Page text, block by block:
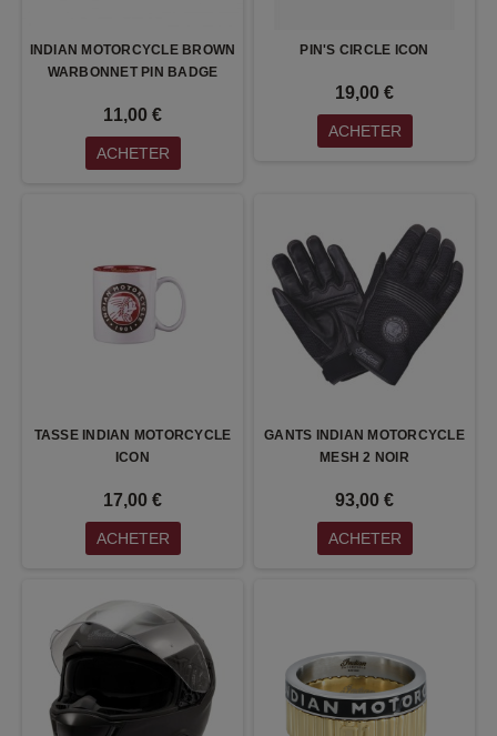
INDIAN MOTORCYCLE BROWN
WARBONNET PIN BADGE
11,00 €
ACHETER
PIN'S CIRCLE ICON
19,00 €
ACHETER
TASSE INDIAN MOTORCYCLE
ICON
17,00 €
ACHETER
GANTS INDIAN MOTORCYCLE
MESH 2 NOIR
93,00 €
ACHETER